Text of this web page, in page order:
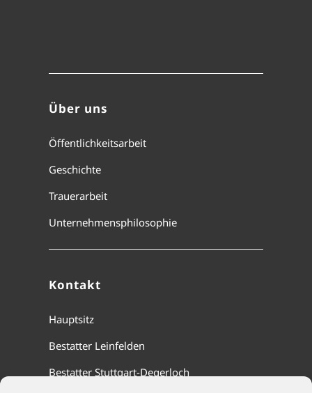
Über uns
Öffentlichkeitsarbeit
Geschichte
Trauerarbeit
Unternehmensphilosophie
Kontakt
Hauptsitz
Bestatter Leinfelden
Bestatter Stuttgart-Degerloch